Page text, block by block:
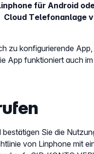
für Android
Cloud Telefonanlage
zu konfigurierende
App funktioniert auch
Sie die
von Linphone mit